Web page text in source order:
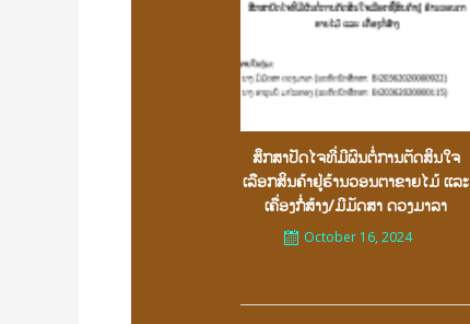
ສຶກສາປັດໄຈທີ່ມີຜົນຕໍ່ການຕັດສິນໃຈ
ເລືອກສິນຄ້າຢູ່ຮ້ານວອນຕາຂາຍໄມ້ ເເລະ
ເຄື່ອງກໍ່ສ້າງ/ມີມັດສາ ດວງມາລາ
October 16, 2024